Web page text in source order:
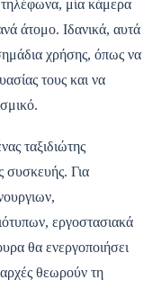
μία κάμερα
άτομο. Ιδανικά, αυτά
χρήσης, όπως να
τους και να
ταξιδιώτης
συσκευής. Για
εργοστασιακά
θα ενεργοποιήσει
θεωρούν τη